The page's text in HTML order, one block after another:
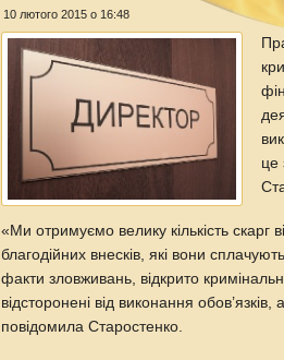
10 лютого 2015 о 16:48
це
«Ми отримуємо велику кількість скарг
благодійних внесків, які вони
факти зловживань, відкрито
відсторонені від виконання обов’язків,
повідомила Старостенко.